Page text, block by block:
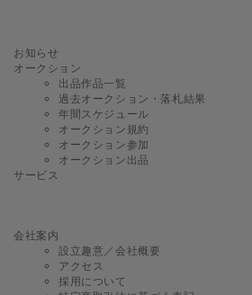
お知らせ
オークション
出品作品一覧
過去オークション・落札結果
年間スケジュール
オークション規約
オークション参加
オークション出品
サービス
会社案内
設立趣意／会社概要
アクセス
採用について